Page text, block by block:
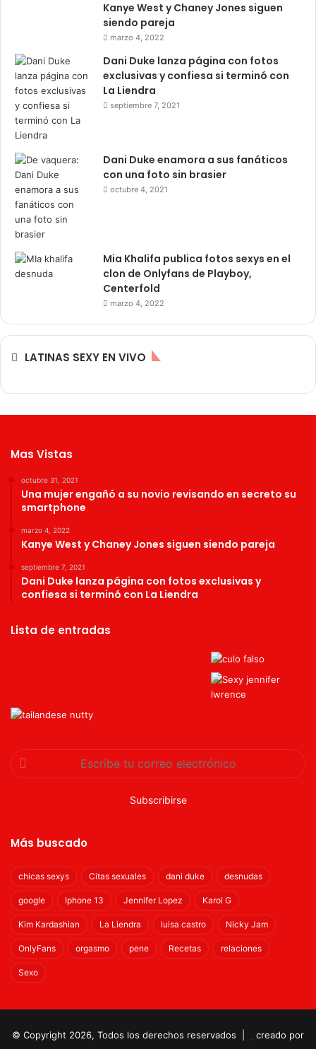
Kanye West y Chaney Jones siguen
siendo pareja
marzo 4, 2022
Dani Duke lanza página con fotos
exclusivas y confiesa si terminó con
La Liendra
septiembre 7, 2021
Dani Duke enamora a sus fanáticos
con una foto sin brasier
octubre 4, 2021
Mia Khalifa publica fotos sexys en el
clon de Onlyfans de Playboy,
Centerfold
marzo 4, 2022
LATINAS SEXY EN VIVO
Mas Vistas
octubre 31, 2021
Una mujer engañó a su novio revisando en secreto su
smartphone
marzo 4, 2022
Kanye West y Chaney Jones siguen siendo pareja
septiembre 7, 2021
Dani Duke lanza página con fotos exclusivas y
confiesa si terminó con La Liendra
Lista de entradas
Escribe
tu
Más buscado
chicas sexys Citas sexuales dani duke desnudas
google Iphone 13 Jennifer Lopez Karol G
Kim Kardashian La Liendra luisa castro Nicky Jam
OnlyFans orgasmo pene Recetas relaciones
Sexo
© Copyright 2026, Todos los derechos reservados | creado por